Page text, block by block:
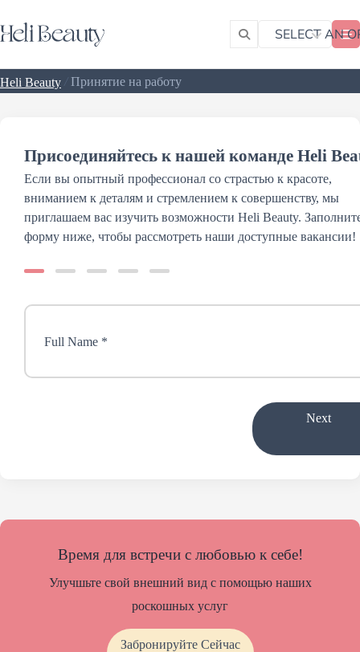
SELECT AN
Heli Beauty / Принятие на работу
Присоединяйтесь к нашей команде Heli
Если вы опытный профессионал со страстью к красоте,
вниманием к деталям и стремлением к совершенству, мы
приглашаем вас изучить возможности Heli Beauty.
форму ниже, чтобы рассмотреть наши доступные вакансии!
Full Name *
Next
Время для встречи с любовью к себе!
Улучшьте свой внешний вид с помощью наших
роскошных услуг
Забронируйте Сейчас